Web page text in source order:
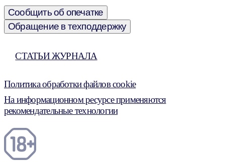
Сообщить об опечатке
Обращение в техподдержку
СТАТЬИ ЖУРНАЛА
Политика обработки файлов cookie
На информационном ресурсе применяются
рекомендательные технологии